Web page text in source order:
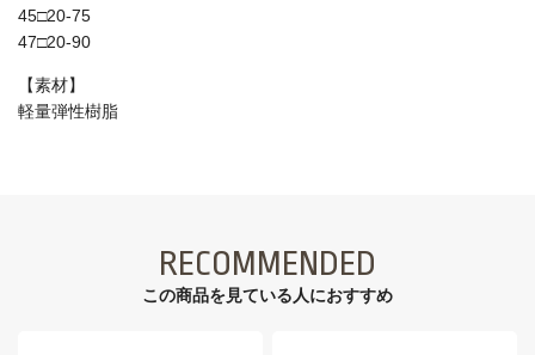
45□20-75
47□20-90
【素材】
軽量弾性樹脂
RECOMMENDED
この商品を見ている⼈におすすめ